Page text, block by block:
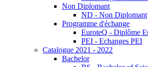
Non Diplomant
ND - Non Diplomant
Programme d'échange
EuroteQ - Diplôme
PEI - Echanges PEI
Catalogue 2021 - 2022
Bachelor